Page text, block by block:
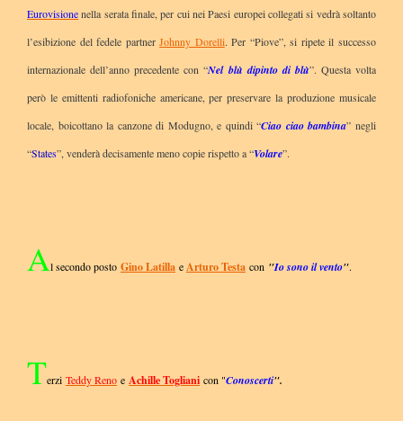
Eurovisionenella serata finale, per cui nei Paesi europei collegati si vedrà soltanto
l’esibizione del fedele partnerJohnny Dorelli. Per “Piove”, si ripete il successo
internazionale dell’anno precedente con “Nel blù dipinto di blù”. Questa volta
però le emittenti radiofoniche americane, per preservare la produzione musicale
locale, boicottano la canzone di Modugno, e quindi “Ciao ciao bambina” negli
“States”, venderà decisamente meno copie rispetto a “Volare”.
Al secondo posto Gino Latilla eArturo Testa con "Io sono il vento".
Terzi Teddy Reno e Achille Togliani con "Conoscerti".